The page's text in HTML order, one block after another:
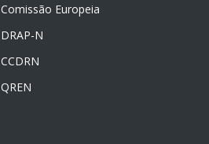
Comissão Europeia
DRAP-N
CCDRN
QREN